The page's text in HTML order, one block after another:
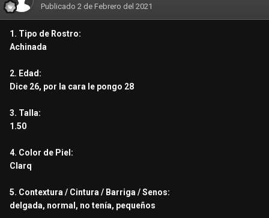
Publicado 2 de Febrero del 2021
1. Tipo de Rostro:
Achinada
2. Edad:
Dice 26, por la cara le pongo 28
3. Talla:
1.50
4. Color de Piel:
Clarq
5. Contextura / Cintura / Barriga / Senos:
delgada, normal, no tenía, pequeños